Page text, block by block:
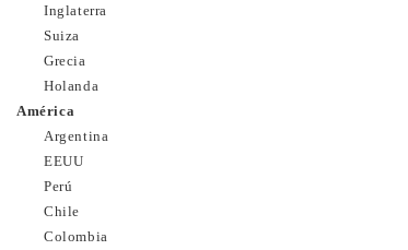
Inglaterra
Suiza
Grecia
Holanda
América
Argentina
EEUU
Perú
Chile
Colombia